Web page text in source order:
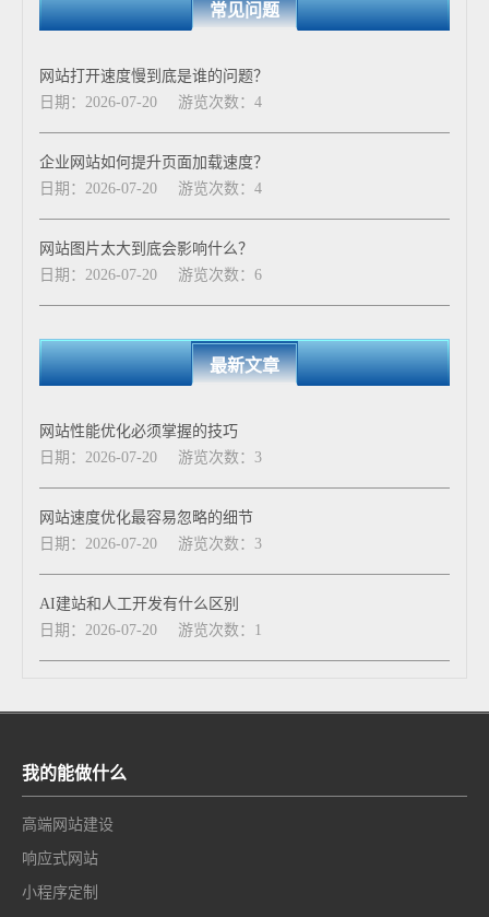
常见问题
网站打开速度慢到底是谁的问题？
日期：2026-07-20
游览次数：4
企业网站如何提升页面加载速度？
日期：2026-07-20
游览次数：4
网站图片太大到底会影响什么？
日期：2026-07-20
游览次数：6
最新文章
网站性能优化必须掌握的技巧
日期：2026-07-20
游览次数：3
网站速度优化最容易忽略的细节
日期：2026-07-20
游览次数：3
AI建站和人工开发有什么区别
日期：2026-07-20
游览次数：1
我的能做什么
高端网站建设
响应式网站
小程序定制